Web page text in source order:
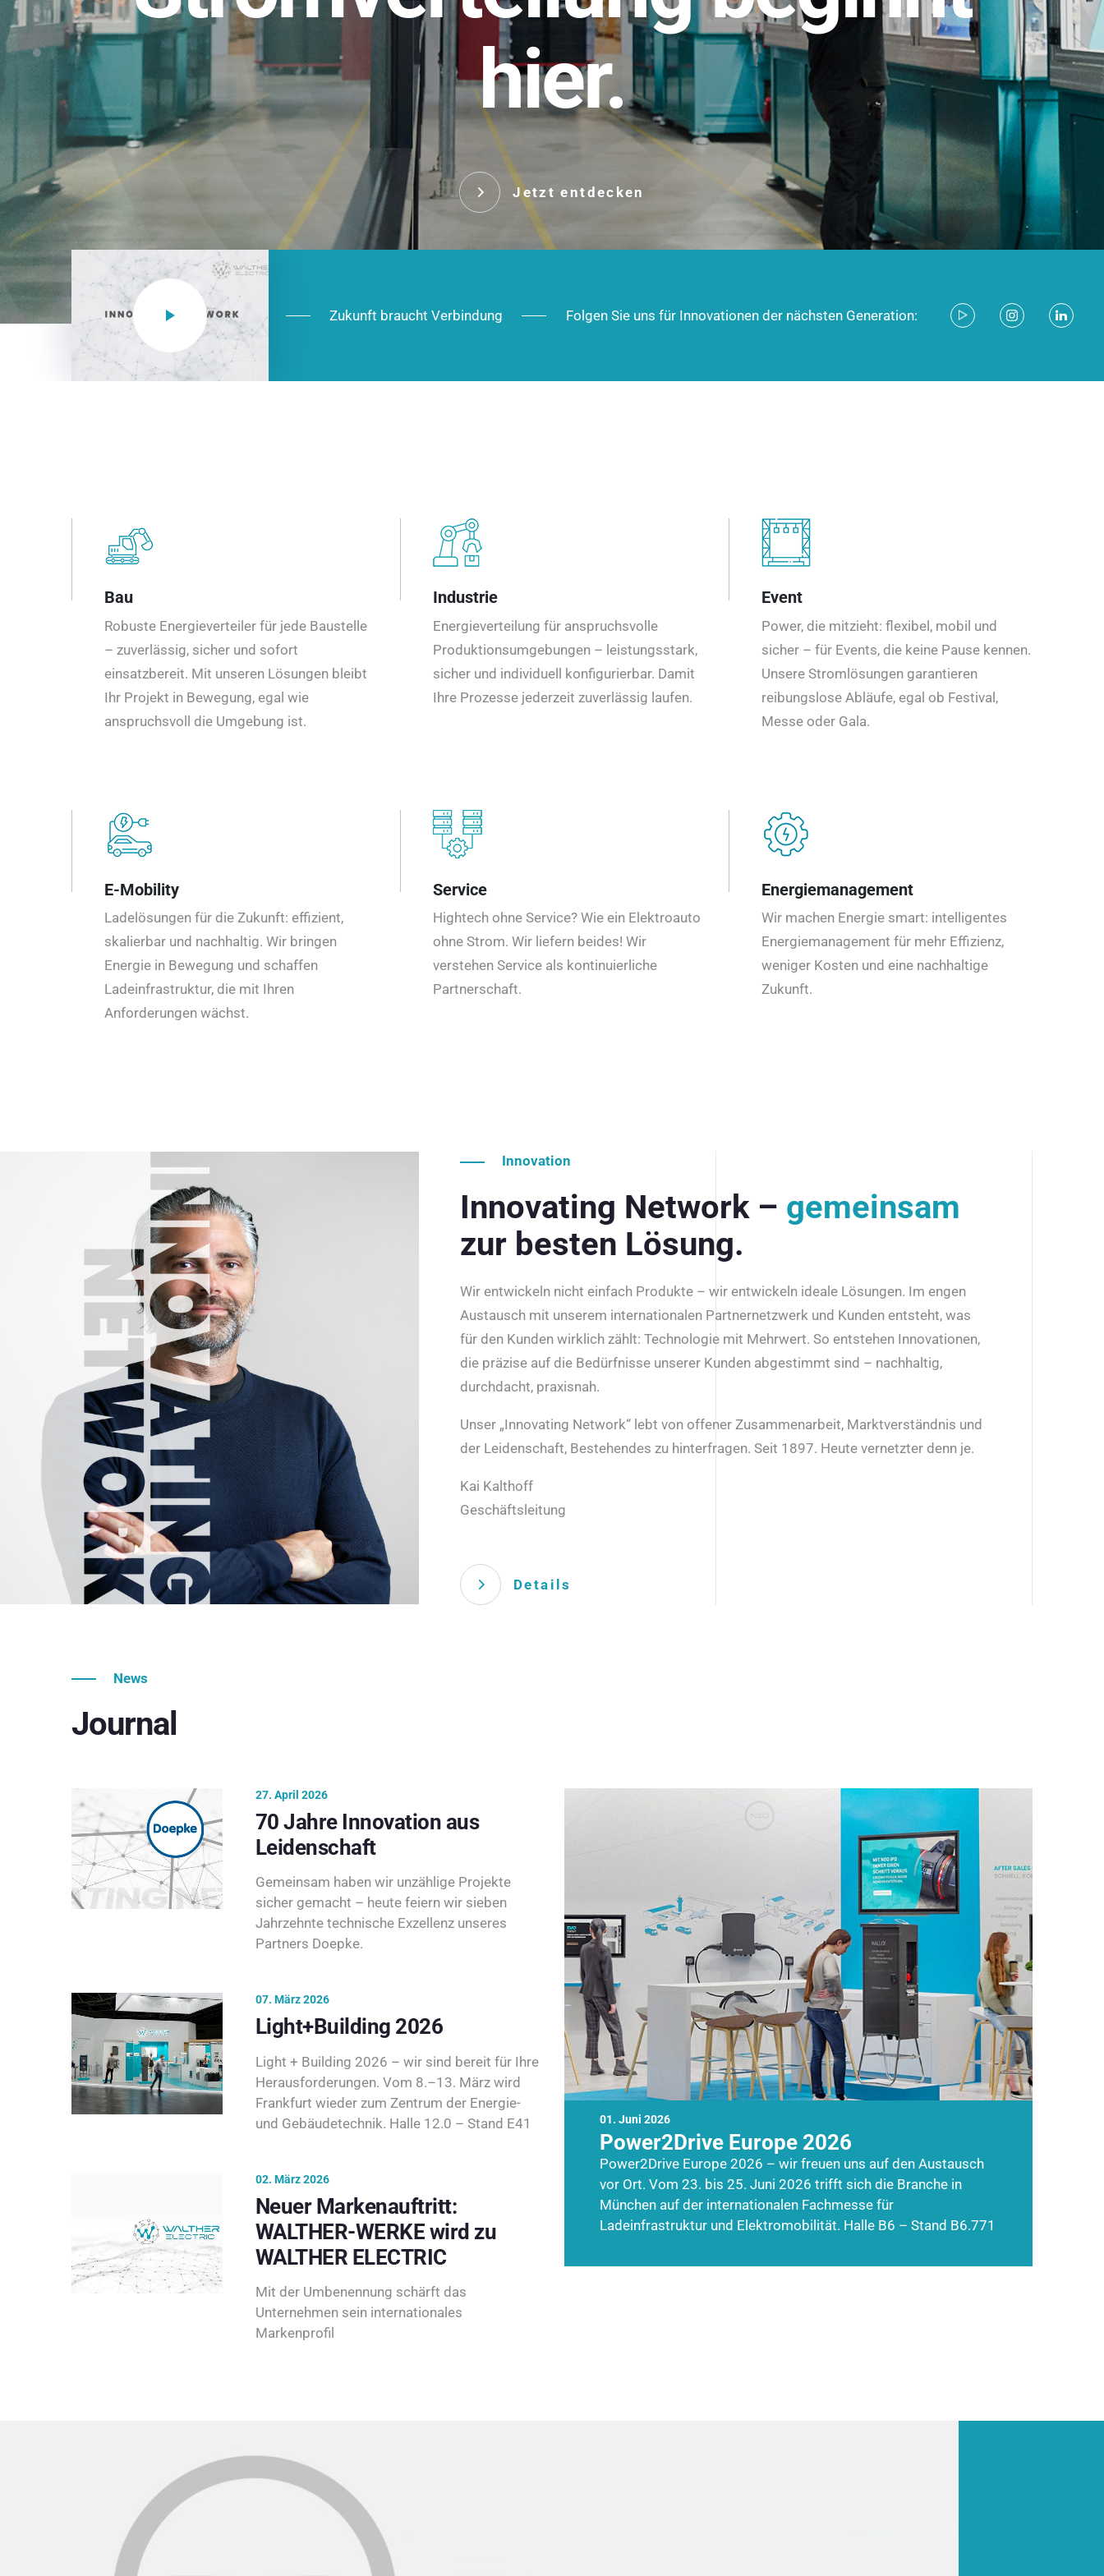
hier.
Jetzt entdecken
NEO CEE: Energieverteilung mit System. Robust im Alltag,
effizient in der Installation, zukunftsfähig im Ausbau.
Das innovative Stecksystem für industrielle Anwendungen –
robust, IP-geschützt und zukunftsfähig.
Jetzt entdecken
Zukunft braucht Verbindung Folgen Sie uns für Innovationen der nächsten Generation:
Bau
Robuste Energieverteiler für jede Baustelle
– zuverlässig, sicher und sofort
einsatzbereit. Mit unseren Lösungen bleibt
Ihr Projekt in Bewegung, egal wie
anspruchsvoll die Umgebung ist.
Industrie
Energieverteilung für anspruchsvolle
Produktionsumgebungen – leistungsstark,
sicher und individuell konfigurierbar. Damit
Ihre Prozesse jederzeit zuverlässig laufen.
Event
Power, die mitzieht: flexibel, mobil und
sicher – für Events, die keine Pause kennen.
Unsere Stromlösungen garantieren
reibungslose Abläufe, egal ob Festival,
Messe oder Gala.
E-Mobility
Ladelösungen für die Zukunft: effizient,
skalierbar und nachhaltig. Wir bringen
Energie in Bewegung und schaffen
Ladeinfrastruktur, die mit Ihren
Anforderungen wächst.
Service
Hightech ohne Service? Wie ein Elektroauto
ohne Strom. Wir liefern beides! Wir
verstehen Service als kontinuierliche
Partnerschaft.
Energiemanagement
Wir machen Energie smart: intelligentes
Energiemanagement für mehr Effizienz,
weniger Kosten und eine nachhaltige
Zukunft.
Innovation
Innovating Network – gemeinsam
zur besten Lösung.
Wir entwickeln nicht einfach Produkte – wir entwickeln ideale Lösungen. Im engen
Austausch mit unserem internationalen Partnernetzwerk und Kunden entsteht, was
für den Kunden wirklich zählt: Technologie mit Mehrwert. So entstehen Innovationen,
die präzise auf die Bedürfnisse unserer Kunden abgestimmt sind – nachhaltig,
durchdacht, praxisnah.
Unser „Innovating Network“ lebt von offener Zusammenarbeit, Marktverständnis und
der Leidenschaft, Bestehendes zu hinterfragen. Seit 1897. Heute vernetzter denn je.
Kai Kalthoff
Geschäftsleitung
Details
News
Journal
01. Juni 2026
Power2Drive Europe 2026
Power2Drive Europe 2026 – wir freuen uns auf den Austausch
vor Ort. Vom 23. bis 25. Juni 2026 trifft sich die Branche in
München auf der internationalen Fachmesse für
Ladeinfrastruktur und Elektromobilität. Halle B6 – Stand B6.771
27. April 2026
70 Jahre Innovation aus
Leidenschaft
Gemeinsam haben wir unzählige Projekte
sicher gemacht – heute feiern wir sieben
Jahrzehnte technische Exzellenz unseres
Partners Doepke.
07. März 2026
Light+Building 2026
Light + Building 2026 – wir sind bereit für Ihre
Herausforderungen. Vom 8.–13. März wird
Frankfurt wieder zum Zentrum der Energie-
und Gebäudetechnik. Halle 12.0 – Stand E41
02. März 2026
Neuer Markenauftritt:
WALTHER-WERKE wird zu
WALTHER ELECTRIC
Mit der Umbenennung schärft das
Unternehmen sein internationales
Markenprofil